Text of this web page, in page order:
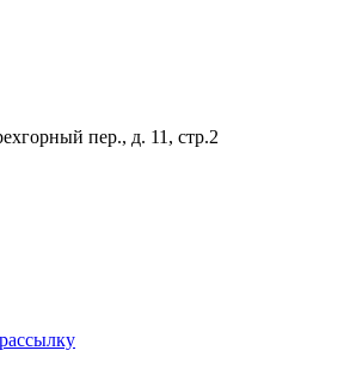
пер., д. 11, стр.2